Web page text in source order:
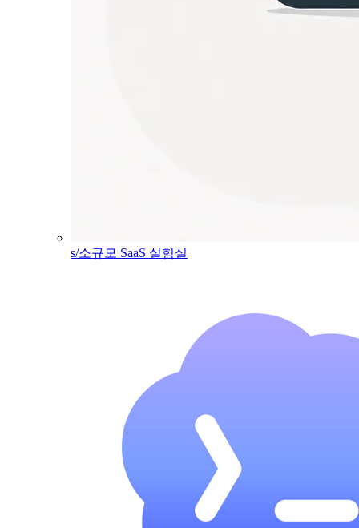
s/소규모 SaaS 실험실